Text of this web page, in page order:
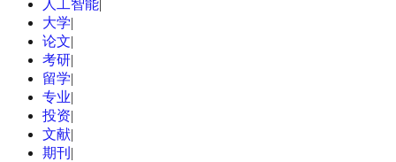
人工智能|
大学|
论文|
考研|
留学|
专业|
投资|
文献|
期刊 |